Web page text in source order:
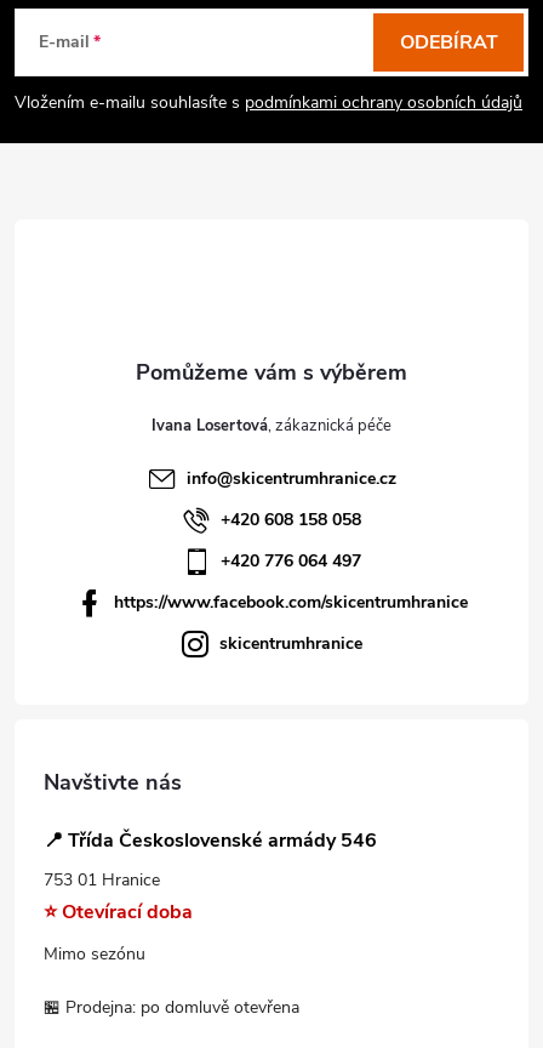
E-mail
Vložením e-mailu souhlasíte s podmínkami ochrany osobních údajů
ODEBÍRAT
Ivana Losertová
info@skicentrumhranice.cz
+420 608 158 058
+420 776 064 497
https://www.facebook.com/skicentrumhranice
skicentrumhranice
Navštivte nás
📍 Třída Československé armády 546
753 01 Hranice
⭐ Otevírací doba
Mimo sezónu
🏪 Prodejna: po domluvě otevřena